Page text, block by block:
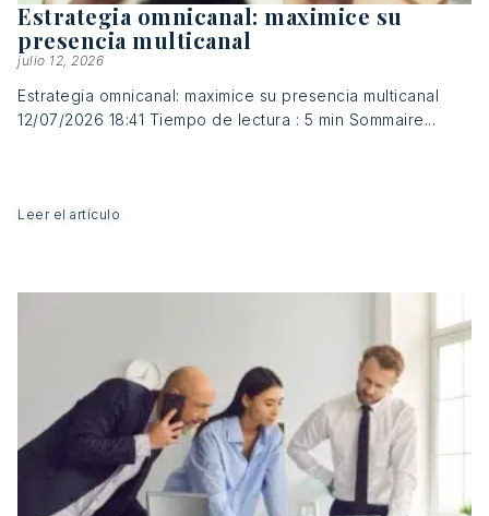
Estrategia omnicanal: maximice su
presencia multicanal
julio 12, 2026
Estrategia omnicanal: maximice su presencia multicanal
12/07/2026 18:41 Tiempo de lectura : 5 min Sommaire...
Leer el artículo